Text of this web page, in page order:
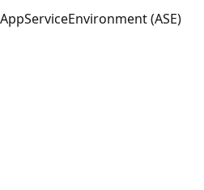
AppServiceEnvironment (ASE)